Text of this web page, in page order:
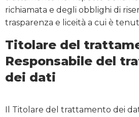
richiamata e degli obblighi di
trasparenza e liceità a cui è
Titolare del
Responsabile del
dei dati
Il Titolare del trattamento dei